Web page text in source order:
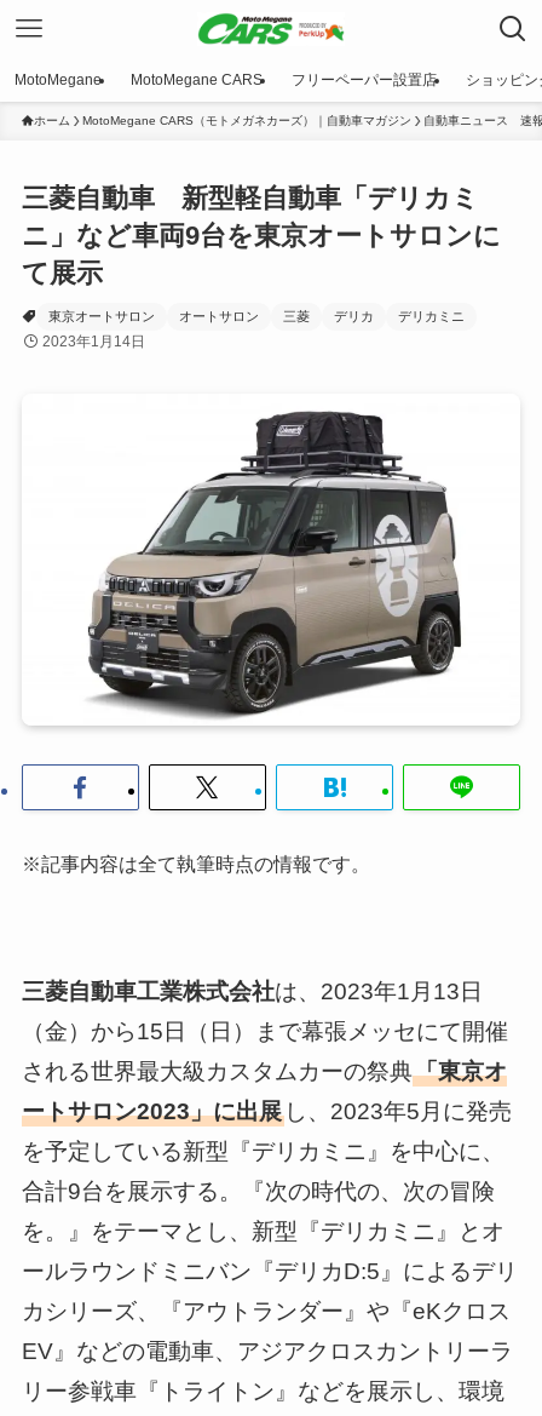
MotoMegane MotoMegane CARS フリーペーパー設置店 ショッピン
ホーム MotoMegane CARS（モトメガネカーズ）｜自動車マガジン 自動車ニュース 速
三菱自動車 新型軽自動車「デリカミ
ニ」など車両9台を東京オートサロンに
て展示
東京オートサロン オートサロン 三菱 デリカ デリカミニ
2023年1月14日
※記事内容は全て執筆時点の情報です。
三菱自動車工業株式会社は、2023年1月13日
（金）から15日（日）まで幕張メッセにて開催
される世界最大級カスタムカーの祭典「東京オ
ートサロン2023」に出展し、2023年5月に発売
を予定している新型『デリカミニ』を中心に、
合計9台を展示する。『次の時代の、次の冒険
を。』をテーマとし、新型『デリカミニ』とオ
ールラウンドミニバン『デリカD:5』によるデリ
カシリーズ、『アウトランダー』や『eKクロス
EV』などの電動車、アジアクロスカントリーラ
リー参戦車『トライトン』などを展示し、環境